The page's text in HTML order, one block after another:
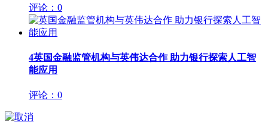
评论：0
4英国金融监管机构与英伟达合作 助力银行探索人工智
能应用
评论：0